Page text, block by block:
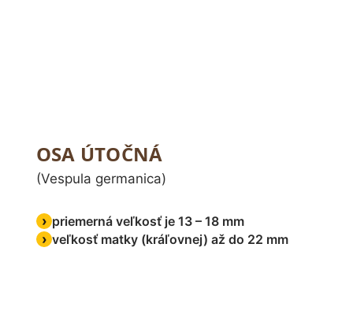
OSA ÚTOČNÁ
(Vespula germanica)
priemerná veľkosť je 13 – 18 mm
veľkosť matky (kráľovnej) až do 22 mm